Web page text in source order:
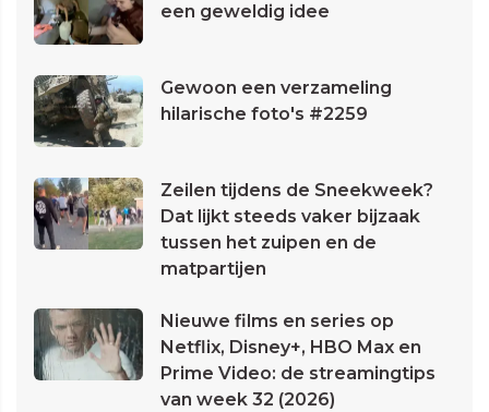
een geweldig idee
Gewoon een verzameling
hilarische foto's #2259
Zeilen tijdens de Sneekweek?
Dat lijkt steeds vaker bijzaak
tussen het zuipen en de
matpartijen
Nieuwe films en series op
Netflix, Disney+, HBO Max en
Prime Video: de streamingtips
van week 32 (2026)